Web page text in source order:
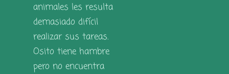
animales les resulta
demasiado difícil
realizar sus tareas.
Osito tiene hambre
pero no encuentra